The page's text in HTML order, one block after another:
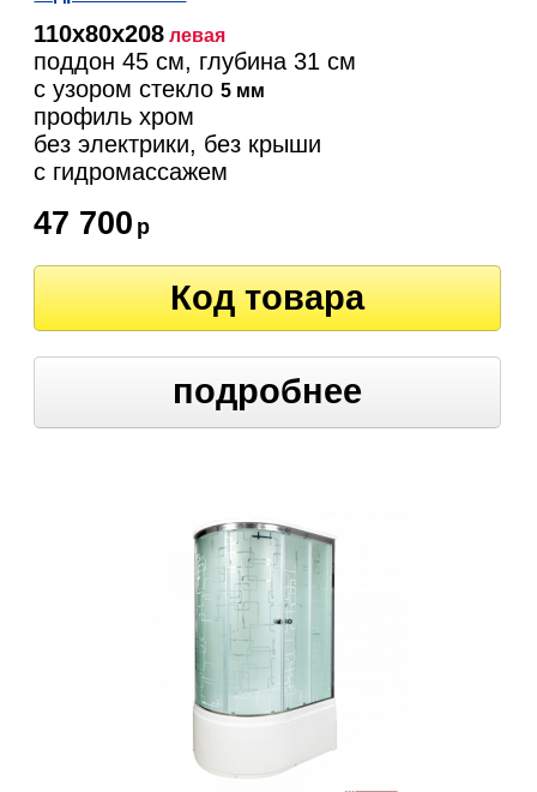
110х80х208 левая
поддон 45 см, глубина 31 см
с узором стекло5 мм
профиль хром
без электрики, без крыши
c гидромассажем
47 700 р
Код товара
подробнее